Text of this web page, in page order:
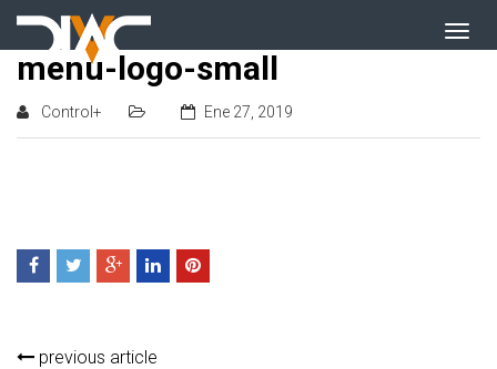
menu-logo-small
Control+ Ene 27, 2019
previous article